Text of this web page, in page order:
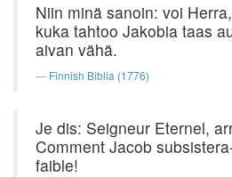
Niin minä sanoin: voi
kuka tahtoo Jakobia taas
aivan vähä.
Finnish Biblia (1776)
Je dis: Seigneur Eternel,
Comment Jacob
faible!